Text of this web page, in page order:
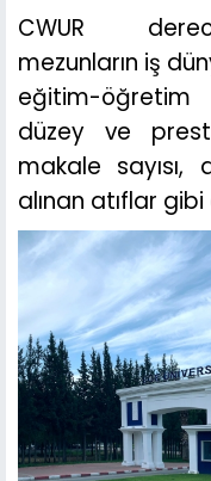
CWUR
mezunların iş
eğitim-öğretim
düzey ve
makale sayısı,
alınan atıflar